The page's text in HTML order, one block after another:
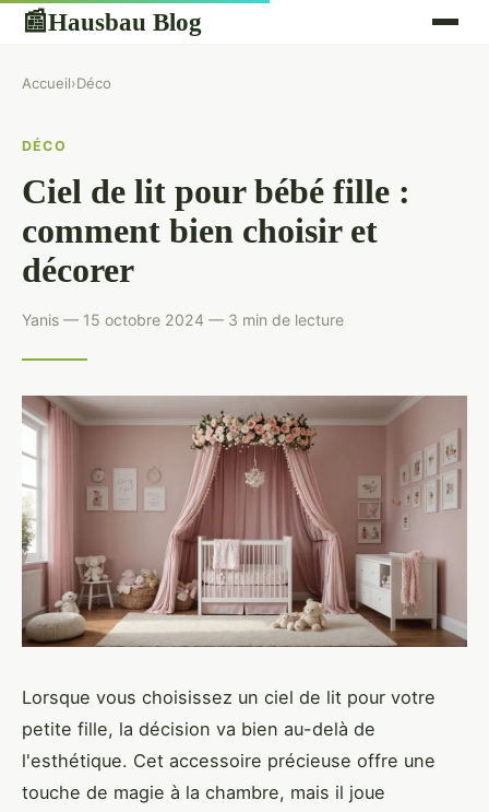
📰Hausbau Blog
Accueil›Déco
DÉCO
Ciel de lit pour bébé fille :
comment bien choisir et
décorer
Yanis — 15 octobre 2024 — 3 min de lecture
Lorsque vous choisissez un ciel de lit pour votre
petite fille, la décision va bien au-delà de
l'esthétique. Cet accessoire précieuse offre une
touche de magie à la chambre, mais il joue